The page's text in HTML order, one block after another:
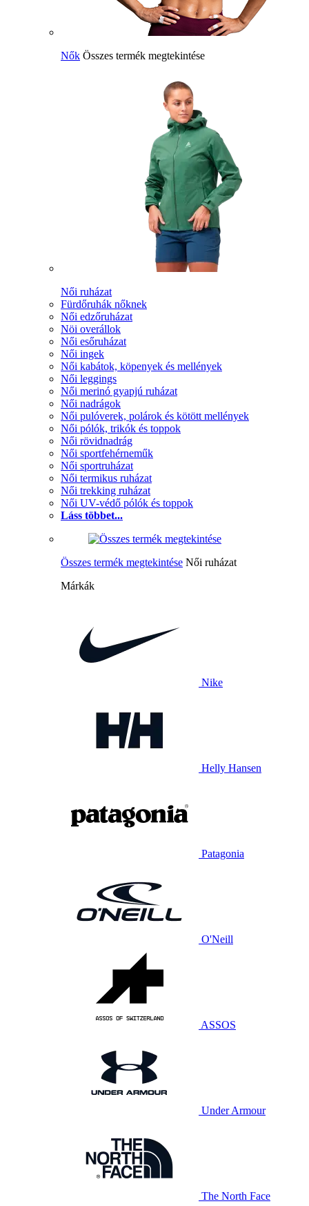
Nők Összes termék megtekintése
Női ruházat
Fürdőruhák nőknek
Női edzőruházat
Nöi overállok
Női esőruházat
Női ingek
Női kabátok, köpenyek és mellények
Női leggings
Női merinó gyapjú ruházat
Női nadrágok
Női pulóverek, polárok és kötött mellények
Női pólók, trikók és toppok
Női rövidnadrág
Női sportfehérneműk
Női sportruházat
Női termikus ruházat
Női trekking ruházat
Női UV-védő pólók és toppok
Láss többet...
Összes termék megtekintése Női ruházat
Márkák
Nike
Helly Hansen
Patagonia
O'Neill
ASSOS
Under Armour
The North Face